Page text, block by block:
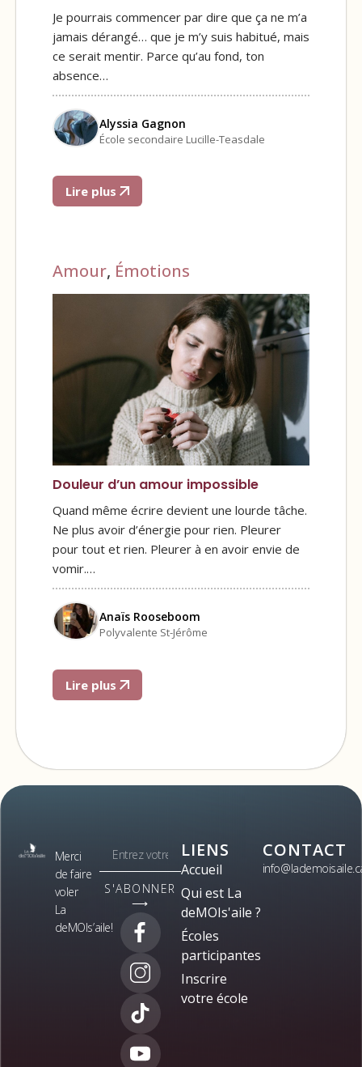
Je pourrais commencer par dire que ça ne m’a
jamais dérangé… que je m’y suis habitué, mais
ce serait mentir. Parce qu’au fond, ton
absence…
Alyssia Gagnon
École secondaire Lucille-Teasdale
Lire plus
Amour, Émotions
Douleur d’un amour impossible
Quand même écrire devient une lourde tâche.
Ne plus avoir d’énergie pour rien. Pleurer
pour tout et rien. Pleurer à en avoir envie de
vomir.…
Anaïs Rooseboom
Polyvalente St-Jérôme
Lire plus
Merci
de faire
voler
La
deMOIs’aile!
S'ABONNER
⟶
LIENS
Accueil
Qui est La
deMOIs'aile ?
Écoles
participantes
Inscrire
votre école
CONTACT